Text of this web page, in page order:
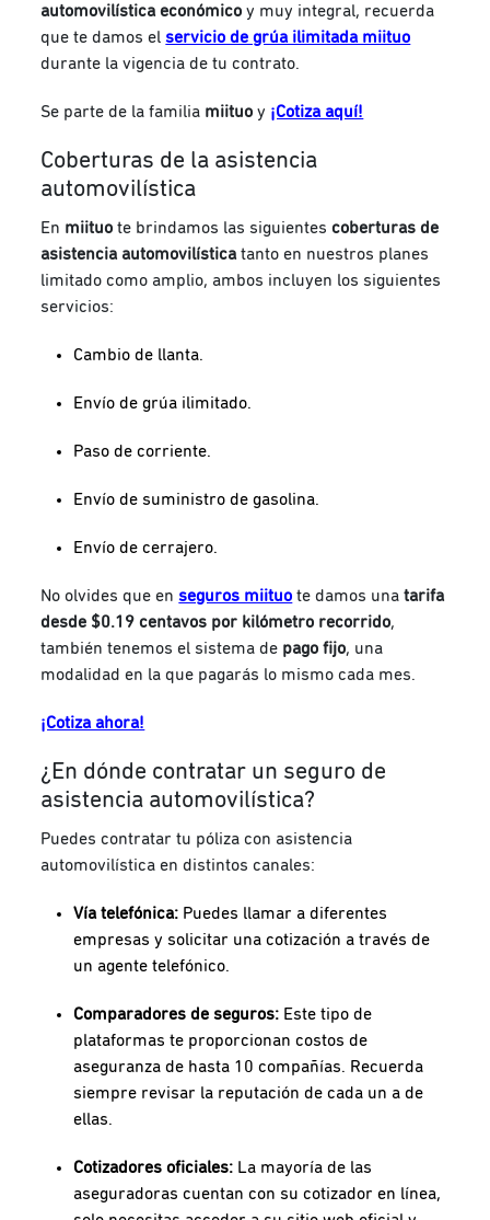
automovilística económico y muy integral, recuerda
que te damos elservicio de grúa ilimitada miituo
durante la vigencia de tu contrato.
Se parte de la familia miituoy ¡Cotiza aquí!
Coberturas de la asistencia
automovilística
En miituote brindamos las siguientescoberturas de
asistencia automovilística tanto en nuestros planes
limitado como amplio, ambos incluyen los siguientes
servicios:
Cambio de llanta.
Envío de grúa ilimitado.
Paso de corriente.
Envío de suministro de gasolina.
Envío de cerrajero.
No olvides que en seguros miituo te damos unatarifa
desde $0.19 centavos por kilómetro recorrido,
también tenemos el sistema de pago fijo, una
modalidad en la que pagarás lo mismo cada mes.
¡Cotiza ahora!
¿En dónde contratar un seguro de
asistencia automovilística?
Puedes contratar tu póliza con asistencia
automovilística en distintos canales:
Vía telefónica: Puedes llamar a diferentes
empresas y solicitar una cotización a través de
un agente telefónico.
Comparadores de seguros: Este tipo de
plataformas te proporcionan costos de
aseguranza de hasta 10 compañías. Recuerda
siempre revisar la reputación de cada un a de
ellas.
Cotizadores oficiales: La mayoría de las
aseguradoras cuentan con su cotizador en línea,